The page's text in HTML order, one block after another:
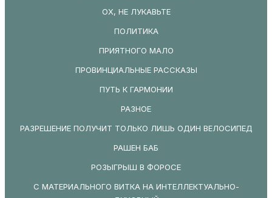
ОХ, НЕ ЛУКАВЬТЕ
ПОЛИТИКА
ПРИЯТНОГО МАЛО
ПРОВИНЦИАЛЬНЫЕ РАССКАЗЫ
ПУТЬ К ГАРМОНИИ
РАЗНОЕ
РАЗРЕШЕНИЕ ПОЛУЧИТ ТОЛЬКО ЛИШЬ ОДИН ВЕЛОСИПЕД
РАШЕН БАБ
РОЗЫГРЫШ В ФОРОСЕ
С МАТЕРИАЛЬНОГО ВИТКА НА ИНТЕЛЛЕКТУАЛЬНО-